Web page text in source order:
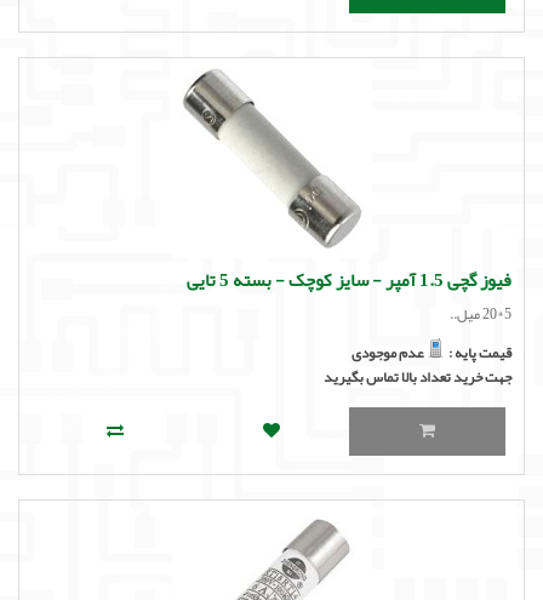
فیوز گچی 1.5 آمپر - سایز کوچک - بسته 5 تایی
5*20 میل..
قیمت پایه :
عدم موجودی
جهت خرید تعداد بالا تماس بگیرید